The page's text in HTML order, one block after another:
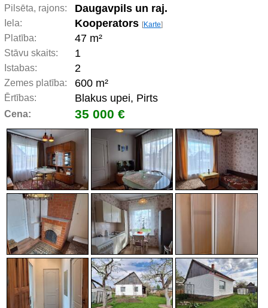
Pilsēta, rajons: Daugavpils un raj.
Iela: Kooperators [Karte]
Platība: 47 m²
Stāvu skaits: 1
Istabas: 2
Zemes platība: 600 m²
Ērtības: Blakus upei, Pirts
Cena: 35 000 €